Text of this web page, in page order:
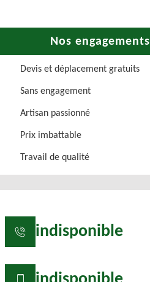
Nos engagements
Devis et déplacement gratuits
Sans engagement
Artisan passionné
Prix imbattable
Travail de qualité
indisponible